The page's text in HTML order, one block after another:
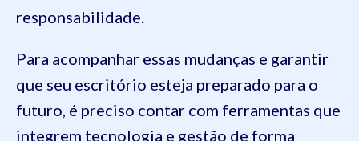
responsabilidade.
Para acompanhar essas mudanças e garantir
que seu escritório esteja preparado para o
futuro, é preciso contar com ferramentas que
integrem tecnologia e gestão de forma